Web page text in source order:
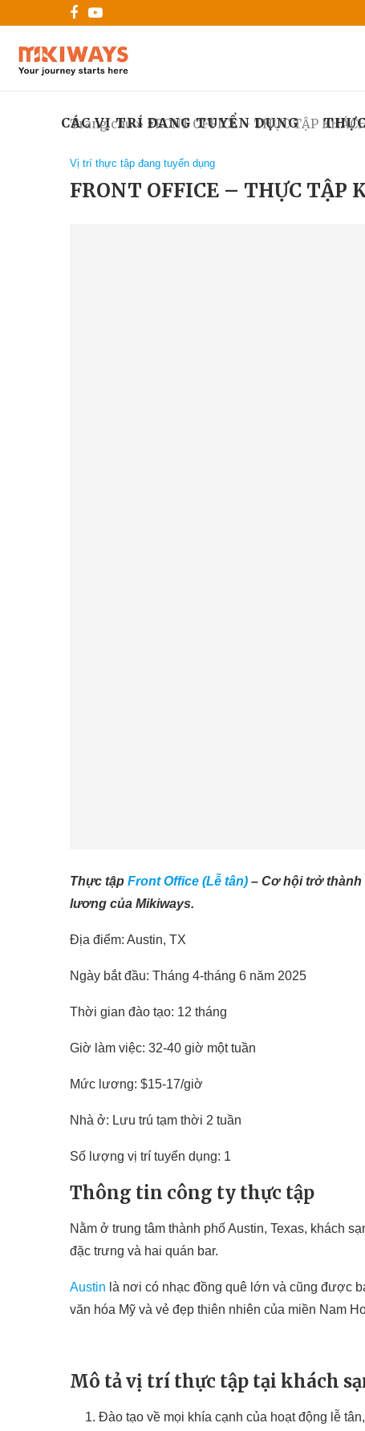
CÁC VỊ TRÍ ĐANG TUYỂN DỤNG
Trang chủ» FRONT OFFICE – THỰC TẬP
Vị trí thực tập đang tuyển dụng
FRONT OFFICE – THỰC TẬP
Thực tập Front Office (Lễ tân) – Cơ hội trở
lương của Mikiways.
Địa điểm: Austin, TX
Ngày bắt đầu: Tháng 4-tháng 6 năm 2025
Thời gian đào tạo: 12 tháng
Giờ làm việc: 32-40 giờ một tuần
Mức lương: $15-17/giờ
Nhà ở: Lưu trú tạm thời 2 tuần
Số lượng vị trí tuyển dụng: 1
Thông tin công ty thực tập
Nằm ở trung tâm thành phố Austin, Texas, khách
đặc trưng và hai quán bar.
Austin là nơi có nhạc đồng quê lớn và cũng được
văn hóa Mỹ và vẻ đẹp thiên nhiên của miền Nam
Mô tả vị trí thực tập tại khách
Đào tạo về mọi khía cạnh của hoạt động lễ